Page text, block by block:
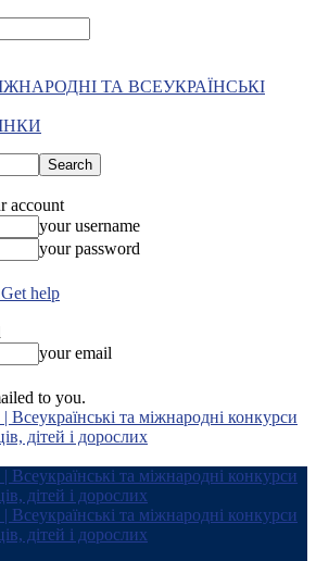
ТА ВСЕУКРАЇНСЬКІ
account
your username
your password
help
your email
to you.